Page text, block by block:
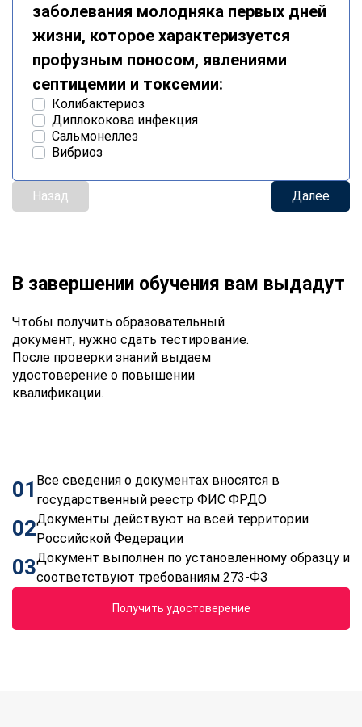
заболевания молодняка первых дней
жизни, которое характеризуется
профузным поносом, явлениями
септицемии и токсемии:
Колибактериоз
Диплококова инфекция
Сальмонеллез
Вибриоз
Назад Далее
В завершении обучения вам выдадут
Чтобы получить образовательный
документ, нужно сдать тестирование.
После проверки знаний выдаем
удостоверение о повышении
квалификации.
01 Все сведения о документах вносятся в
государственный реестр ФИС ФРДО
02Документы действуют на всей территории
Российской Федерации
03Документ выполнен по установленному образцу и
соответствуют требованиям 273-ФЗ
Получить удостоверение